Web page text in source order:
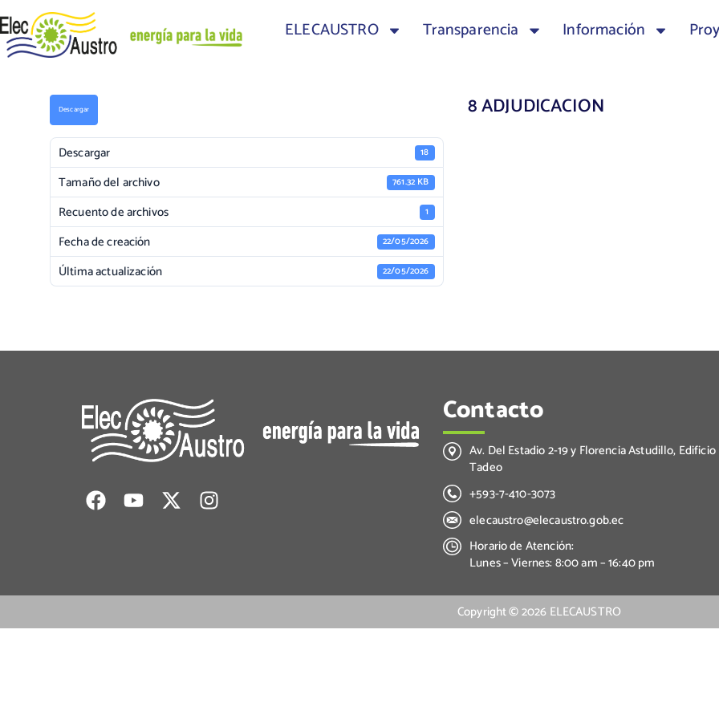
ELECAUSTRO Transparencia Información
Descargar
Descargar 18
Tamaño del archivo 761.32 KB
Recuento de archivos 1
Fecha de creación 22/05/2026
Última actualización 22/05/2026
8 ADJUDICACION
Contacto
Av. Del Estadio 2-19 y Florencia Astudillo, Edificio
Tadeo
+593-7-410-3073
elecaustro@elecaustro.gob.ec
Horario de Atención:
Lunes – Viernes: 8:00 am – 16:40 pm
Copyright ©2026 ELECAUSTRO